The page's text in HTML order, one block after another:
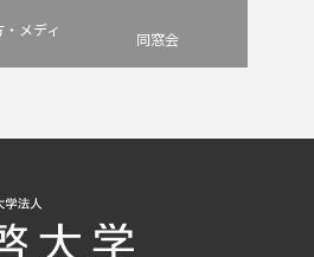
メディ
同窓会